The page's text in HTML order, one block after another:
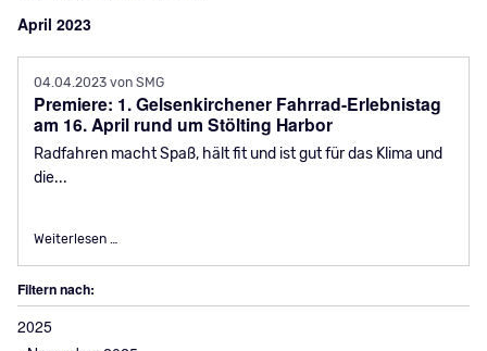
April 2023
04.04.2023von SMG
Premiere: 1. Gelsenkirchener Fahrrad-Erlebnistag
am 16. April rund um Stölting Harbor
Radfahren macht Spaß, hält fit und ist gut für das Klima und
die...
Weiterlesen …
Filtern nach:
2025